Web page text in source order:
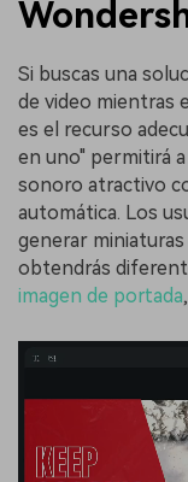
Si buscas una
de video mientras
es el recurso
en uno" permitirá
sonoro atractivo
automática. Los
generar
obtendrás
imagen de portada